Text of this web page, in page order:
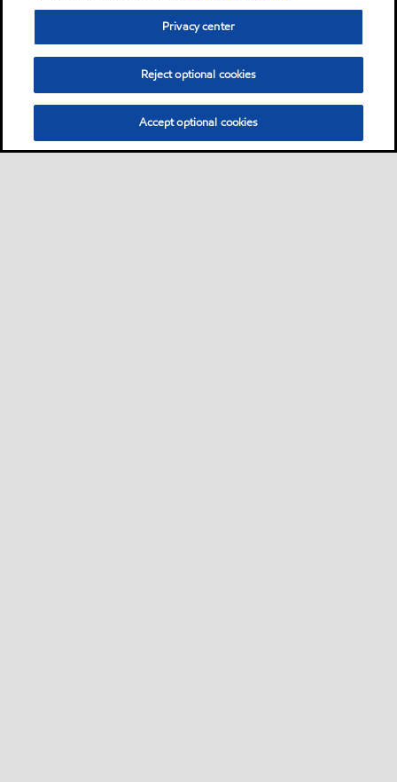
Privacy center
Reject optional cookies
Accept optional cookies